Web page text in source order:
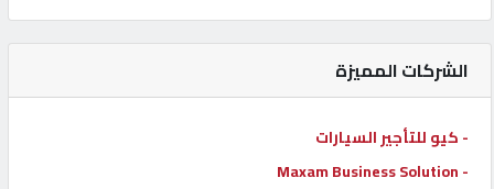
كيو
ماركت
القطري
الشركات المميزة
- كيو للتأجير السيارات
- Maxam Business Solution